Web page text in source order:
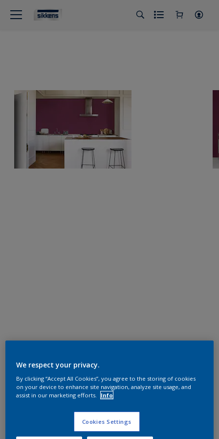
We respect your privacy.
By clicking “Accept All Cookies”, you agree to the storing of cookies
on your device to enhance site navigation, analyze site usage, and
assist in our marketing efforts.
Info
Cookies Settings